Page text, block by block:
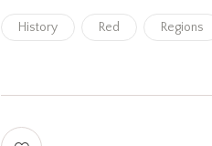
History Red Regions